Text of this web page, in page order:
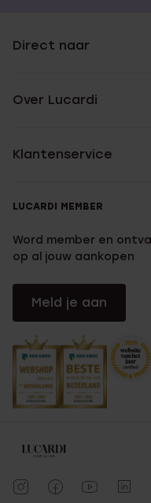
Direct naar
Over Lucardi
Klantenservice
LUCARDI MEMBER
Word member en
op al jouw aankopen
Meld je aan